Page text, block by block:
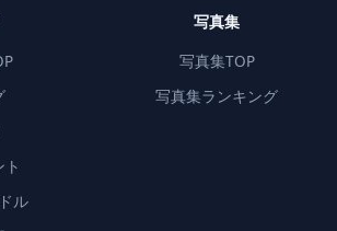
ル
写真集
写真集TOP
写真集ランキング